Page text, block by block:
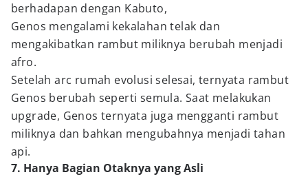
berhadapan dengan Kabuto,
Genos mengalami kekalahan telak dan
mengakibatkan rambut miliknya berubah menjadi
afro.
Setelah arc rumah evolusi selesai, ternyata rambut
Genos berubah seperti semula. Saat melakukan
upgrade, Genos ternyata juga mengganti rambut
miliknya dan bahkan mengubahnya menjadi tahan
api.
7. Hanya Bagian Otaknya yang Asli